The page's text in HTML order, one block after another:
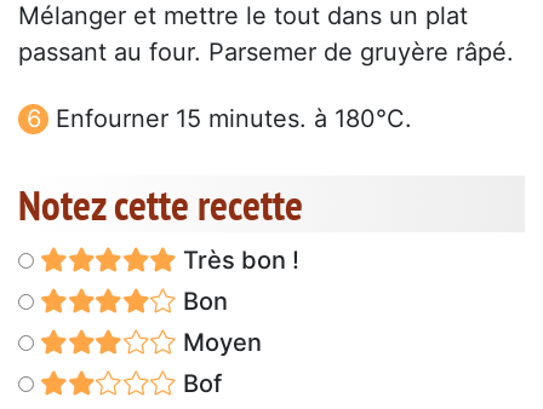
Mélanger et mettre le tout dans un plat
passant au four. Parsemer de gruyère râpé.
Enfourner 15 minutes. à 180°C.
Notez cette recette
Très bon !
Bon
Moyen
Bof